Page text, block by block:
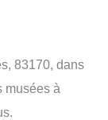
83170, dans
musées à